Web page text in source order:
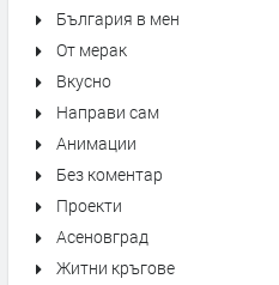
България в мен
От мерак
Вкусно
Направи сам
Анимации
Без коментар
Проекти
Асеновград
Житни кръгове